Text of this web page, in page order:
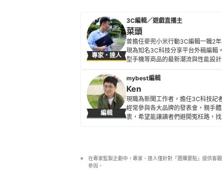
專家・達人
3C編輯／遊戲直播主
菜頭
曾擔任麥兜小米行動3C編輯一職2
現為知名3C科技分享平台外稿編輯
型手機等商品的最新潮流與性能設
編輯
mybest編輯
Ken
現職為新聞工作者，擔任3C科技記
經常參與各大品牌的發表會，親手
衷，希望能讓讀者們避開冤枉路，
在專家監製企劃中，專家、達人僅針對「選購要點」提供客
參與。